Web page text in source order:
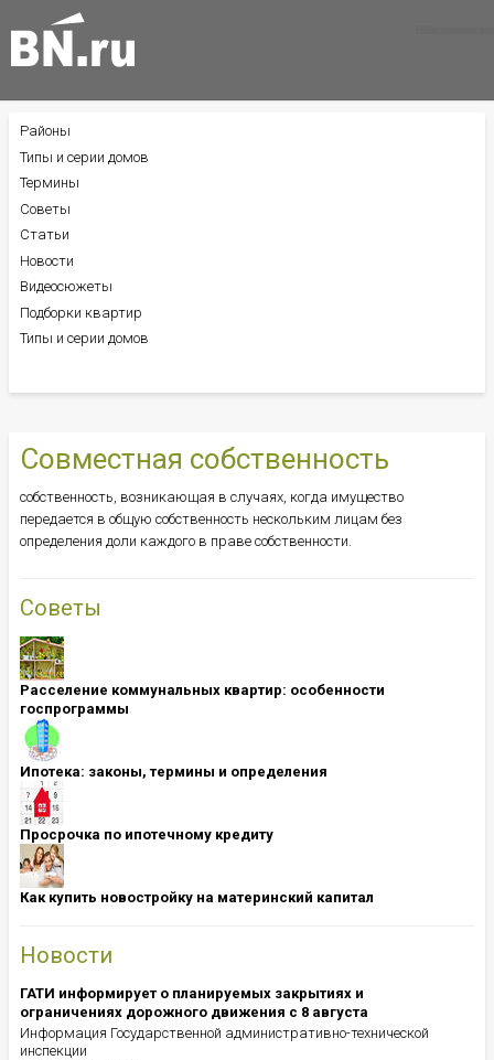
Совместная собственность
собственность, возникающая в случаях, когда имущество
передается в общую собственность нескольким лицам без
определения доли каждого в праве собственности.
Советы
Расселение коммунальных квартир: особенности
госпрограммы
Ипотека: ​​​​​​​законы, термины и определения
Просрочка по ипотечному кредиту
Как купить новостройку на материнский капитал
Новости
ГАТИ информирует о планируемых закрытиях и
ограничениях дорожного движения с 8 августа
Информация Государственной административно-технической
инспекции
БОКОВОЕ
МЕНЮ
Районы
Типы и серии домов
Термины
Советы
Статьи
Новости
Видеосюжеты
Подборки квартир
Типы и серии домов